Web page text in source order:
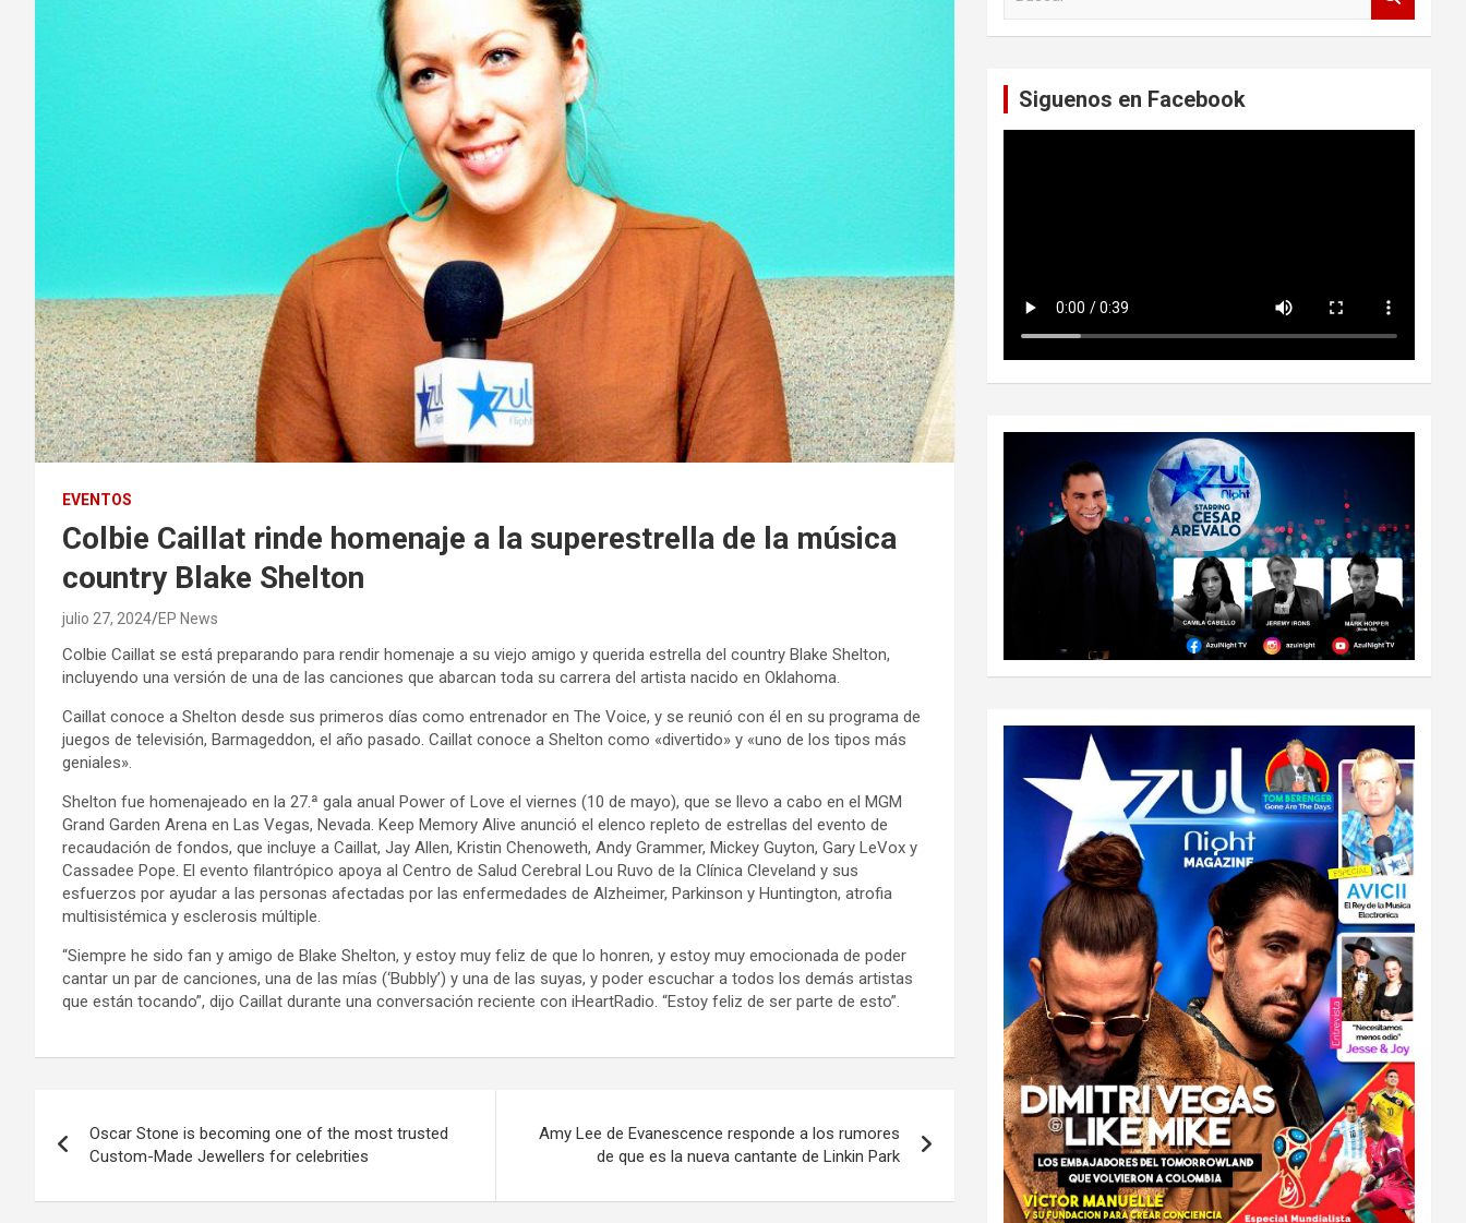
EVENTOS
Colbie Caillat rinde homenaje a la superestrella de la música
country Blake Shelton
julio 27, 2024 EP News
Colbie Caillat se está preparando para rendir homenaje a su viejo amigo y querida estrella del country Blake Shelton,
incluyendo una versión de una de las canciones que abarcan toda su carrera del artista nacido en Oklahoma.
Caillat conoce a Shelton desde sus primeros días como entrenador en The Voice, y se reunió con él en su programa de
juegos de televisión, Barmageddon, el año pasado. Caillat conoce a Shelton como «divertido» y «uno de los tipos más
geniales».
Shelton fue homenajeado en la 27.ª gala anual Power of Love el viernes (10 de mayo), que se llevo a cabo en el MGM
Grand Garden Arena en Las Vegas, Nevada. Keep Memory Alive anunció el elenco repleto de estrellas del evento de
recaudación de fondos, que incluye a Caillat, Jay Allen, Kristin Chenoweth, Andy Grammer, Mickey Guyton, Gary LeVox y
Cassadee Pope. El evento filantrópico apoya al Centro de Salud Cerebral Lou Ruvo de la Clínica Cleveland y sus
esfuerzos por ayudar a las personas afectadas por las enfermedades de Alzheimer, Parkinson y Huntington, atrofia
multisistémica y esclerosis múltiple.
“Siempre he sido fan y amigo de Blake Shelton, y estoy muy feliz de que lo honren, y estoy muy emocionada de poder
cantar un par de canciones, una de las mías (‘Bubbly’) y una de las suyas, y poder escuchar a todos los demás artistas
que están tocando”, dijo Caillat durante una conversación reciente con iHeartRadio. “Estoy feliz de ser parte de esto”.
de
entradas
Oscar Stone is becoming one of the most trusted
Custom-Made Jewellers for celebrities
Amy Lee de Evanescence responde a los rumores
de que es la nueva cantante de Linkin Park
Siguenos en Facebook